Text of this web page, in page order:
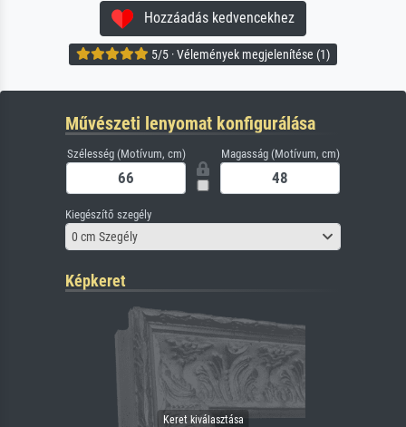
Hozzáadás kedvencekhez
5/5 · Vélemények megjelenítése (1)
Művészeti lenyomat konfigurálása
Szélesség (Motívum, cm) Magasság (Motívum, cm)
Kiegészítő szegély
0 cm Szegély
Képkeret